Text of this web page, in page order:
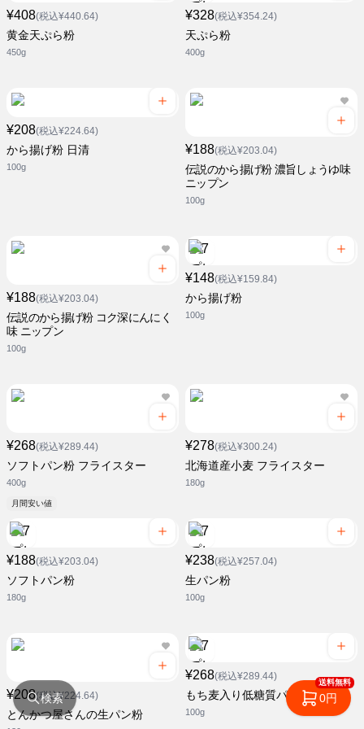
¥408(税込¥440.64)
黄金天ぷら粉
450g
¥328(税込¥354.24)
天ぷら粉
400g
¥208(税込¥224.64)
から揚げ粉 日清
100g
¥188(税込¥203.04)
伝説のから揚げ粉 濃旨しょうゆ味
ニップン
100g
¥188(税込¥203.04)
伝説のから揚げ粉 コク深にんにく
味 ニップン
100g
¥148(税込¥159.84)
から揚げ粉
100g
¥268(税込¥289.44)
ソフトパン粉 フライスター
400g
月間安い値
¥278(税込¥300.24)
北海道産小麦 フライスター
180g
¥188(税込¥203.04)
ソフトパン粉
180g
¥238(税込¥257.04)
生パン粉
100g
¥208(税込¥224.64)
とんかつ屋さんの生パン粉
¥268(税込¥289.44)
もち麦入り低糖質パン粉
100g
検索
送料無料
0円